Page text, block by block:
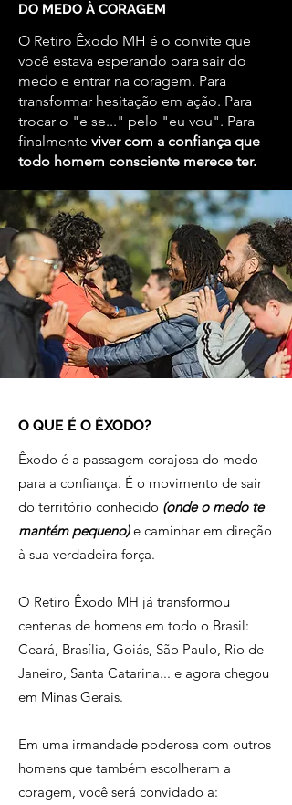
DO MEDO À CORAGEM
O Retiro Êxodo MH é o convite que
você estava esperando para sair do
medo e entrar na coragem. Para
transformar hesitação em ação. Para
trocar o "e se..." pelo "eu vou". Para
finalmente viver com a confiança que
todo homem consciente merece ter.
O QUE É O ÊXODO?
Êxodo é a passagem corajosa do medo
para a confiança. É o movimento de sair
do território conhecido (onde o medo te
mantém pequeno)e caminhar em direção
à sua verdadeira força.
O Retiro Êxodo MH já transformou
centenas de homens em todo o Brasil:
Ceará, Brasília, Goiás, São Paulo, Rio de
Janeiro, Santa Catarina... e agora chegou
em Minas Gerais.
Em uma irmandade poderosa com outros
homens que também escolheram a
coragem, você será convidado a: